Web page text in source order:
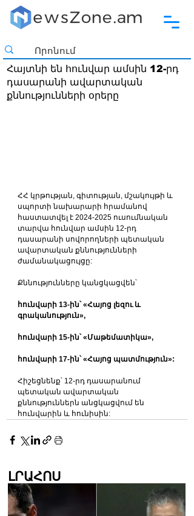
Հայտնի են հունվար ամսին 12-րդ
դասարանի ավարտական
քննությունների օրերը
ՀՀ կրթության, գիտության, մշակույթի և
սպորտի նախարարի հրամանով
հաստատվել է 2024-2025 ուսումնական
տարվա հունվար ամսին 12-րդ
դասարանի սովորողների պետական
ավարտական քննությունների
ժամանակացույցը:
Քննությունները կանցկացվեն՝
հունվարի 13-ին՝ «Հայոց լեզու և
գրականություն»,
հունվարի 15-ին՝ «Մաթեմատիկա»,
հունվարի 17-ին՝ «Հայոց պատմություն»:
Հիշեցնենք՝ 12-րդ դասարանում
պետական ավարտական
քննություններն անցկացվում են
հունվարին և հունիսին:
ԼՐԱՀՈՍ